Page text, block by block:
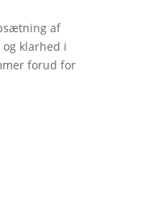
af
og klarhed i
forud for